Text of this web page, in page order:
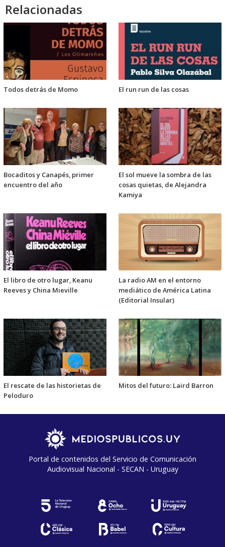
Relacionadas
Todos detrás de Momo El run run de las cosas
Bocaditos y Canapés, primer
encuentro del año
El sol mueve la sombra de las
cosas quietas, de Alejandra
Kamiya
El libro de otro lugar, Keanu
Reeves y China Mieville
La radio AM en el entorno
mediático de América Latina
(Editorial Insular)
El rescate de las historietas de
Peloduro
Mitos del futuro: Laird Barron
Portal de contenidos del Servicio de Comunicación
Audiovisual Nacional - SECAN - Uruguay